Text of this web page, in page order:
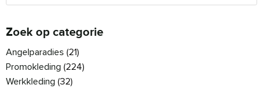
Zoek op categorie
Angelparadies (21)
Promokleding (224)
Werkkleding (32)